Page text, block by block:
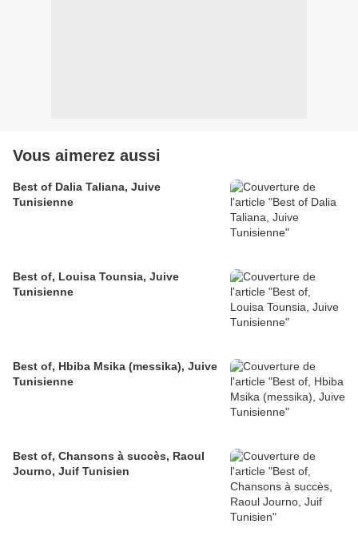
Vous aimerez aussi
Best of Dalia Taliana, Juive
Tunisienne
Best of, Louisa Tounsia, Juive
Tunisienne
Best of, Hbiba Msika (messika), Juive
Tunisienne
Best of, Chansons à succès, Raoul
Journo, Juif Tunisien